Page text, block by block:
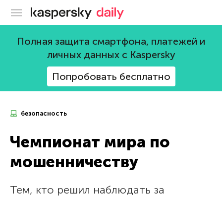
Блог Касперского
Полная защита смартфона, платежей и
личных данных с Kaspersky
Попробовать бесплатно
безопасность
Чемпионат мира по
мошенничеству
Тем, кто решил наблюдать за